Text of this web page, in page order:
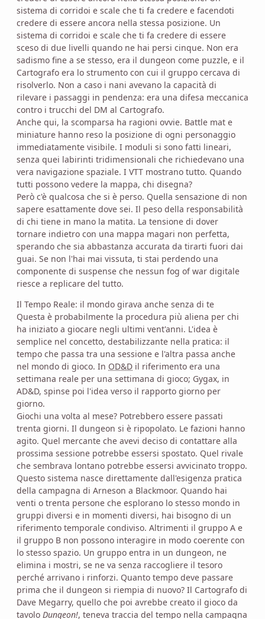
sistema di corridoi e scale che ti fa credere e facendoti
credere di essere ancora nella stessa posizione. Un
sistema di corridoi e scale che ti fa credere di essere
sceso di due livelli quando ne hai persi cinque. Non era
sadismo fine a se stesso, era il dungeon come puzzle, e il
Cartografo era lo strumento con cui il gruppo cercava di
risolverlo. Non a caso i nani avevano la capacità di
rilevare i passaggi in pendenza: era una difesa meccanica
contro i trucchi del DM al Cartografo.
Anche qui, la scomparsa ha ragioni ovvie. Battle mat e
miniature hanno reso la posizione di ogni personaggio
immediatamente visibile. I moduli si sono fatti lineari,
senza quei labirinti tridimensionali che richiedevano una
vera navigazione spaziale. I VTT mostrano tutto. Quando
tutti possono vedere la mappa, chi disegna?
Però c'è qualcosa che si è perso. Quella sensazione di non
sapere esattamente dove sei. Il peso della responsabilità
di chi tiene in mano la matita. La tensione di dover
tornare indietro con una mappa magari non perfetta,
sperando che sia abbastanza accurata da tirarti fuori dai
guai. Se non l'hai mai vissuta, ti stai perdendo una
componente di suspense che nessun fog of war digitale
riesce a replicare del tutto.
Il Tempo Reale: il mondo girava anche senza di te
Questa è probabilmente la procedura più aliena per chi
ha iniziato a giocare negli ultimi vent'anni. L'idea è
semplice nel concetto, destabilizzante nella pratica: il
tempo che passa tra una sessione e l'altra passa anche
nel mondo di gioco. In OD&D il riferimento era una
settimana reale per una settimana di gioco; Gygax, in
AD&D, spinse poi l'idea verso il rapporto giorno per
giorno.
Giochi una volta al mese? Potrebbero essere passati
trenta giorni. Il dungeon si è ripopolato. Le fazioni hanno
agito. Quel mercante che avevi deciso di contattare alla
prossima sessione potrebbe essersi spostato. Quel rivale
che sembrava lontano potrebbe essersi avvicinato troppo.
Questo sistema nasce direttamente dall'esigenza pratica
della campagna di Arneson a Blackmoor. Quando hai
venti o trenta persone che esplorano lo stesso mondo in
gruppi diversi e in momenti diversi, hai bisogno di un
riferimento temporale condiviso. Altrimenti il gruppo A e
il gruppo B non possono interagire in modo coerente con
lo stesso spazio. Un gruppo entra in un dungeon, ne
elimina i mostri, se ne va senza raccogliere il tesoro
perché arrivano i rinforzi. Quanto tempo deve passare
prima che il dungeon si riempia di nuovo? Il Cartografo di
Dave Megarry, quello che poi avrebbe creato il gioco da
tavolo Dungeon!, teneva traccia del tempo nella campagna